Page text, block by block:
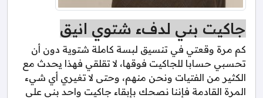
جاكيت بني لدفء شتوي انيق
كم مرة وقعتي في تنسيق لبسة كاملة شتوية دون أن
تحسبي حسابا للجاكيت فوقها، لا تقلقي فهذا يحدث مع
الكثير من الفتيات ونحن منهم، وحتى لا تغيري أي شيء
المرة القادمة فإننا نصحك بإبقاء جاكيت واحد بني على